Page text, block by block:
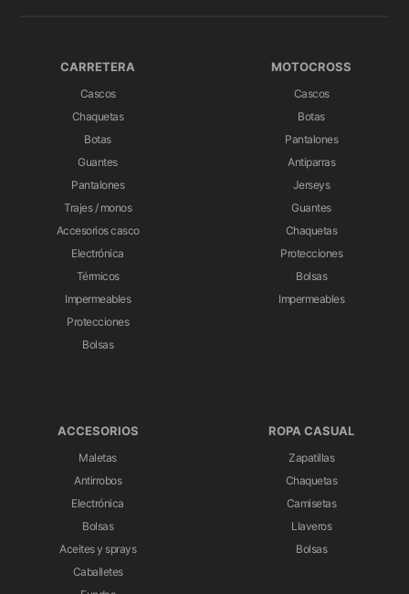
CARRETERA
Cascos
Chaquetas
Botas
Guantes
Pantalones
Trajes / monos
Accesorios casco
Electrónica
Térmicos
Impermeables
Protecciones
Bolsas
MOTOCROSS
Cascos
Botas
Pantalones
Antiparras
Jerseys
Guantes
Chaquetas
Protecciones
Bolsas
Impermeables
ACCESORIOS
Maletas
Antirrobos
Electrónica
Bolsas
Aceites y sprays
Caballetes
ROPA CASUAL
Zapatillas
Chaquetas
Camisetas
Llaveros
Bolsas